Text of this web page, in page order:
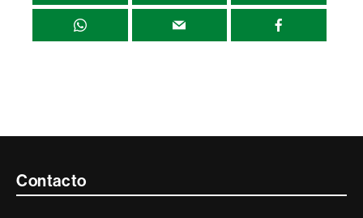
Compartir
esta
Contacte
Contacto